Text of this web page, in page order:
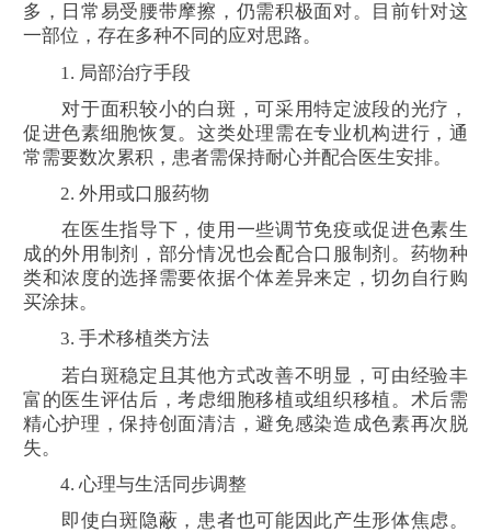
多，日常易受腰带摩擦，仍需积极面对。目前针对这
一部位，存在多种不同的应对思路。
1. 局部治疗手段
对于面积较小的白斑，可采用特定波段的光疗，
促进色素细胞恢复。这类处理需在专业机构进行，通
常需要数次累积，患者需保持耐心并配合医生安排。
2. 外用或口服药物
在医生指导下，使用一些调节免疫或促进色素生
成的外用制剂，部分情况也会配合口服制剂。药物种
类和浓度的选择需要依据个体差异来定，切勿自行购
买涂抹。
3. 手术移植类方法
若白斑稳定且其他方式改善不明显，可由经验丰
富的医生评估后，考虑细胞移植或组织移植。术后需
精心护理，保持创面清洁，避免感染造成色素再次脱
失。
4. 心理与生活同步调整
即使白斑隐蔽，患者也可能因此产生形体焦虑。